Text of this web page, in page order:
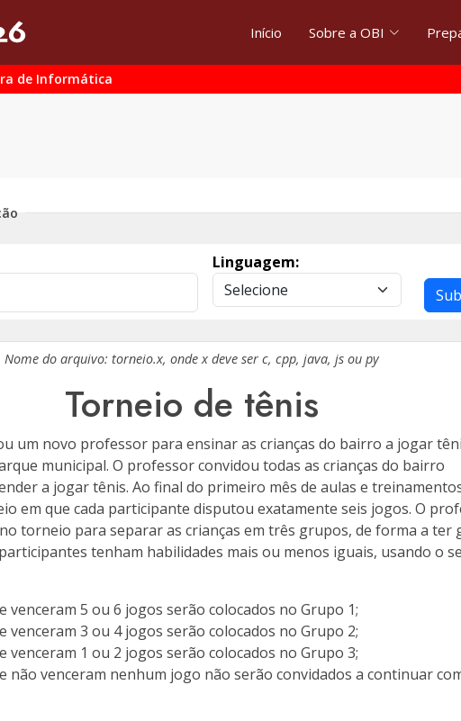
Início Sobre a OBI
de Informática
Linguagem:
Nome do arquivo: torneio.x, ondex deve ser c, cpp, java, js ou py
Torneio de tênis
um novo professor para ensinar as crianças do bairro a jogar
municipal. O professor convidou todas as crianças do bairro
a jogar tênis. Ao final do primeiro mês de aulas e
em que cada participante disputou exatamente seis jogos. O
torneio para separar as crianças em três grupos, de forma a ter
tenham habilidades mais ou menos iguais, usando o
venceram 5 ou 6 jogos serão colocados no Grupo 1;
venceram 3 ou 4 jogos serão colocados no Grupo 2;
venceram 1 ou 2 jogos serão colocados no Grupo 3;
não venceram nenhum jogo não serão convidados a continuar